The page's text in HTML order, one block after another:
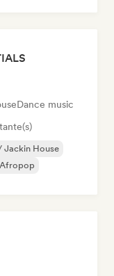
Dance music
Jackin House